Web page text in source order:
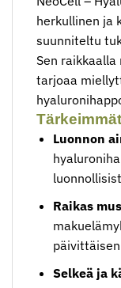
herkullinen ja
suunniteltu
Sen
tarjoaa
Luonnon
Raikas
Selkeä ja